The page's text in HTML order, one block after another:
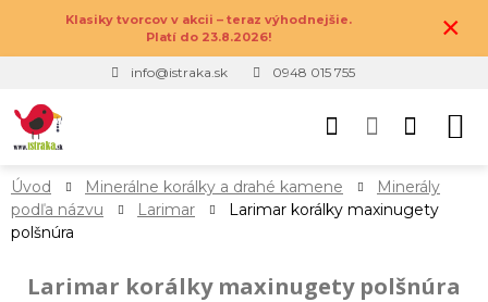
Klasiky tvorcov v akcii – teraz výhodnejšie.
Platí do 23.8.2026!
×
info@istraka.sk 0948 015 755
Úvod Minerálne korálky a drahé kamene
Minerály
podľa názvu
Larimar
Larimar korálky maxinugety
polšnúra
Larimar korálky maxinugety polšnúra